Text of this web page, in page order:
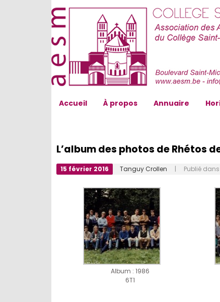
Accueil À propos Annuaire
L’album des photos de Rhétos
15 février 2016 Tanguy Crollen | Publié dans
Album : 1986
6T1